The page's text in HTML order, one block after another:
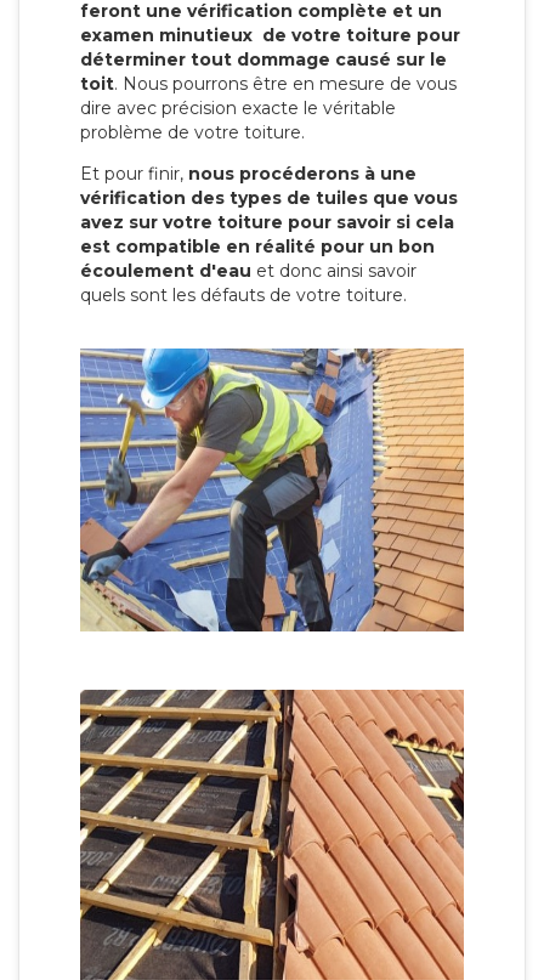
feront une vérification complète et un
examen minutieux de votre toiture pour
déterminer tout dommage causé sur le
toit. Nous pourrons être en mesure de vous
dire avec précision exacte le véritable
problème de votre toiture.
Et pour finir, nous procéderons à une
vérification des types de tuiles que vous
avez sur votre toiture pour savoir si cela
est compatible en réalité pour un bon
écoulement d'eau et donc ainsi savoir
quels sont les défauts de votre toiture.